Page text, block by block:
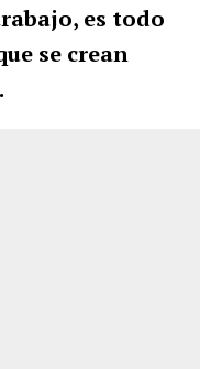
es todo
se crean